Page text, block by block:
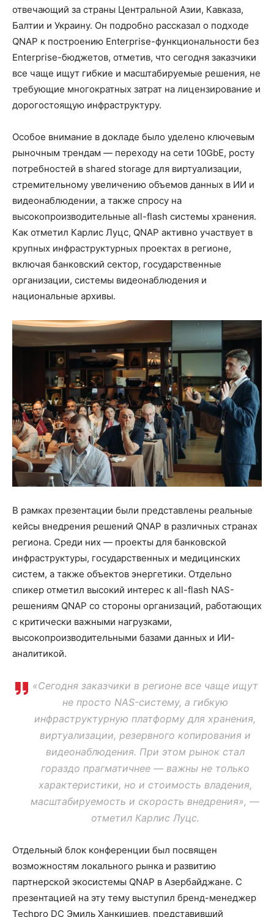
отвечающий за страны Центральной Азии, Кавказа,
Балтии и Украину. Он подробно рассказал о подходе
QNAP к построению Enterprise-функциональности без
Enterprise-бюджетов, отметив, что сегодня заказчики
все чаще ищут гибкие и масштабируемые решения, не
требующие многократных затрат на лицензирование и
дорогостоящую инфраструктуру.
Особое внимание в докладе было уделено ключевым
рыночным трендам — переходу на сети 10GbE, росту
потребностей в shared storage для виртуализации,
стремительному увеличению объемов данных в ИИ и
видеонаблюдении, а также спросу на
высокопроизводительные all-flash системы хранения.
Как отметил Карлис Луцс, QNAP активно участвует в
крупных инфраструктурных проектах в регионе,
включая банковский сектор, государственные
организации, системы видеонаблюдения и
национальные архивы.
В рамках презентации были представлены реальные
кейсы внедрения решений QNAP в различных странах
региона. Среди них — проекты для банковской
инфраструктуры, государственных и медицинских
систем, а также объектов энергетики. Отдельно
спикер отметил высокий интерес к all-flash NAS-
решениям QNAP со стороны организаций, работающих
с критически важными нагрузками,
высокопроизводительными базами данных и ИИ-
аналитикой.
«Сегодня заказчики в регионе все чаще ищут
не просто NAS-систему, а гибкую
инфраструктурную платформу для хранения,
виртуализации, резервного копирования и
видеонаблюдения. При этом рынок стал
гораздо прагматичнее — важны не только
характеристики, но и стоимость владения,
масштабируемость и скорость внедрения», —
отметил Карлис Луцс.
Отдельный блок конференции был посвящен
возможностям локального рынка и развитию
партнерской экосистемы QNAP в Азербайджане. С
презентацией на эту тему выступил бренд-менеджер
Techpro DC Эмиль Ханкишиев, представивший